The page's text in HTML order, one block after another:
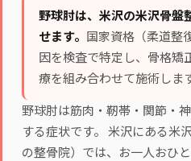
野球肘は、米沢の米沢骨盤
せます。 国家資格（柔道整
因を検査で特定し、 骨格矯
療を組み合わせて施術しま
野球肘は筋肉・靭帯・関節・
する症状です。 米沢にある米
の整骨院）では、お一人おひ